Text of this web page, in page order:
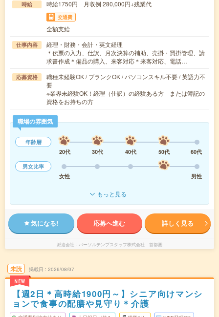
時給 時給1750円 月収例 280,000円+残業代
交通費
全額支給
仕事内容
経理・財務・会計・英文経理
＊伝票の入力、仕訳、月次決算の補助、売掛・買掛管理、請
求書作成＊備品の購入、来客対応＊来客対応、電話…
応募資格
職種未経験OK / ブランクOK / パソコンスキル不要 / 英語力不
要
※業界未経験OK！経理（仕訳）の経験ある方 または簿記の
資格をお持ちの方
職場の雰囲気
年齢層
20代
30代 40代 50代
60代
男女比率
女性
男性
もっと見る
気になる! 応募へ進む 詳しく見る
派遣会社 パーソルテンプスタッフ株式会社 首都圏
未読
NEW
掲載日 2026/08/07
【週2日＊高時給1900円～】シニア向けマンシ
ョンで食事の配膳や見守り＊介護